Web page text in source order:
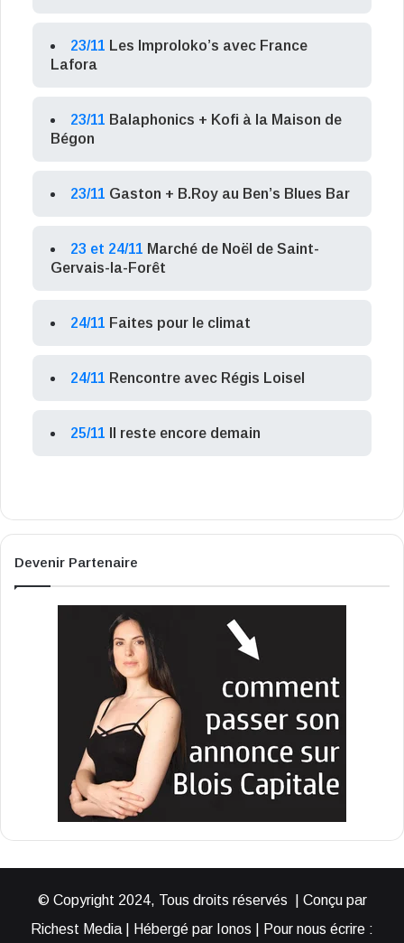
23/11 Les Improloko’s avec France
Lafora
23/11 Balaphonics + Kofi à la Maison de
Bégon
23/11 Gaston + B.Roy au Ben’s Blues Bar
23 et 24/11 Marché de Noël de Saint-
Gervais-la-Forêt
24/11 Faites pour le climat
24/11 Rencontre avec Régis Loisel
25/11 Il reste encore demain
Devenir Partenaire
© Copyright 2024, Tous droits réservés | Conçu par
Richest Media | Hébergé par Ionos | Pour nous écrire :